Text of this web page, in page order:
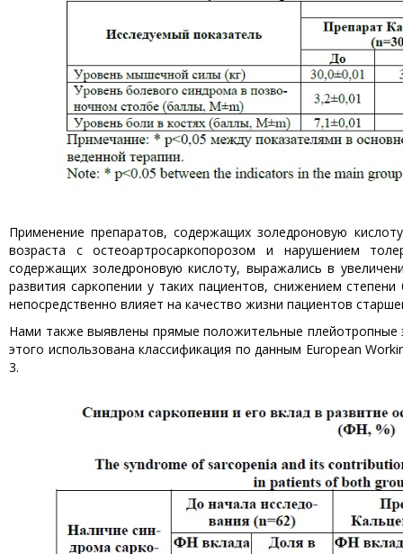
Применение препаратов, содержащих золедроновую
возраста с остеоартросаркопорозом и нарушением
содержащих золедроновую кислоту, выражались в
развития саркопении у таких пациентов, снижением
непосредственно влияет на качество жизни пациентов
Нами также выявлены прямые положительные плейотропные
этого использована классификация по данным European
3.